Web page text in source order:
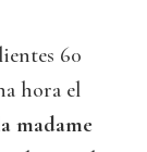
60
hora el
madame